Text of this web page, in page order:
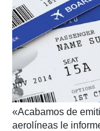
«Acabamos de
aerolíneas le